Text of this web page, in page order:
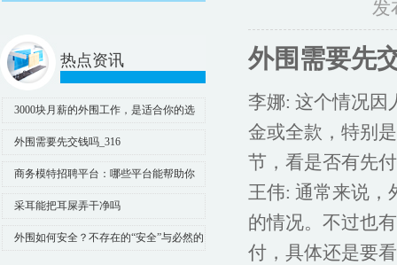
热点资讯
3000块月薪的外围工作，是适合你的选
择吗？
外围需要先交钱吗_316
商务模特招聘平台：哪些平台能帮助你
快速入行？
采耳能把耳屎弄干净吗
外围如何安全？不存在的“安全”与必然的
发
外围需要先
李娜: 这个情况因
金或全款，特别
节，看是否有先
王伟: 通常来说，
的情况。不过也
付，具体还是要